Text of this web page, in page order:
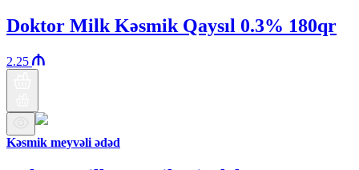
Doktor Milk Kəsmik Qaysıl 0.3% 180qr
2.25
Kəsmik meyvəli ədəd